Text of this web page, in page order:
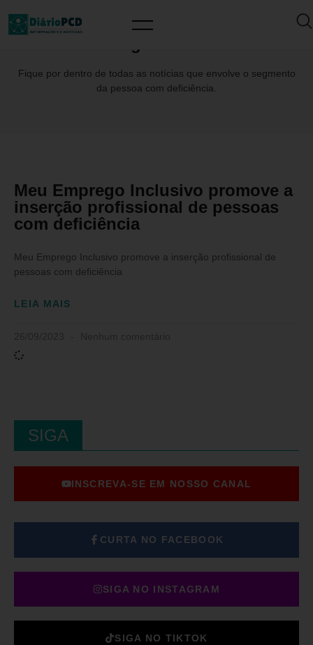
Fique por dentro de todas as notícias que envolve o segmento
da pessoa com deficiência.
Meu Emprego Inclusivo promove a
inserção profissional de pessoas
com deficiência
Meu Emprego Inclusivo promove a inserção profissional de
pessoas com deficiência
LEIA MAIS
SIGA
INSCREVA-SE EM NOSSO CANAL
CURTA NO FACEBOOK
SIGA NO INSTAGRAM
SIGA NO TIKTOK